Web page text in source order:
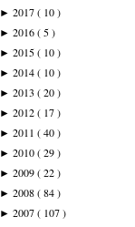
► 2017( 10 )
► 2016( 5 )
► 2015( 10 )
► 2014( 10 )
► 2013 ( 20 )
► 2012( 17 )
► 2011 ( 40 )
► 2010( 29 )
► 2009( 22 )
► 2008( 84 )
► 2007( 107 )